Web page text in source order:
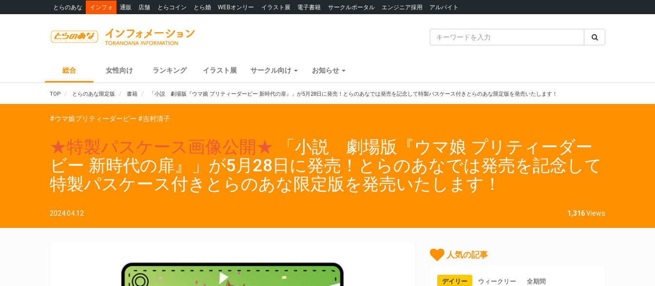
とらのあな インフォ 通販 店舗 とらコイン とら婚 WEBオンリー イラスト展 電子書籍 サークルポータル エンジニア採用 アルバイト
総合 女性向け ランキング イラスト展 サークル向け お知らせ
TOP とらのあな限定版 書籍 「小説 劇場版『ウマ娘 プリティーダービー 新時代の扉』」が5月28日に発売！とらのあなでは発売を記念して特製パスケース付きとらのあな限定版を発売いたします！
#ウマ娘プリティーダービー #吉村清子
★特製パスケース画像公開★ 「小説 劇場版『ウマ娘 プリティーダー
ビー 新時代の扉』」が5月28日に発売！とらのあなでは発売を記念して
特製パスケース付きとらのあな限定版を発売いたします！
2024.04.12 1,316Views
人気の記事
デイリー ウィークリー 全期間